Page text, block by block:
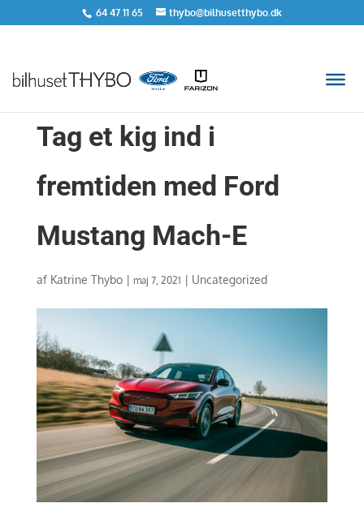
64 47 11 65 thybo@bilhusetthybo.dk
Tag et kig ind i
fremtiden med Ford
Mustang Mach-E
af Katrine Thybo| maj 7, 2021 | Uncategorized